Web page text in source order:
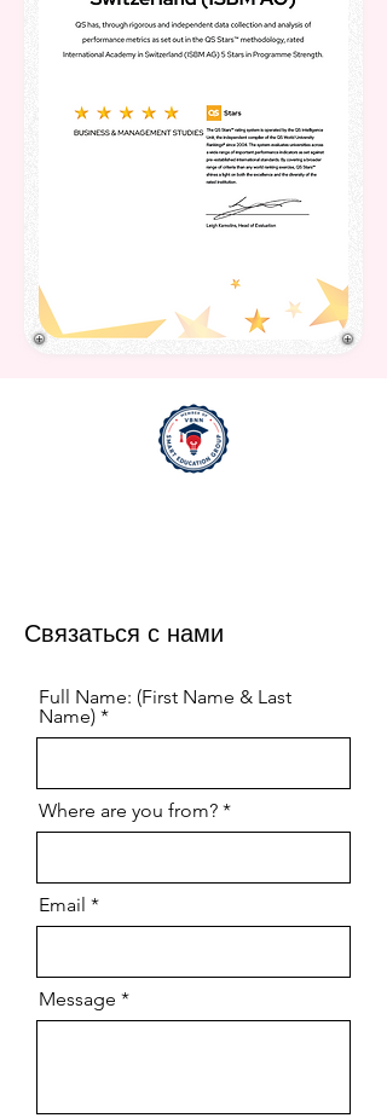
Связаться с нами
Full Name: (First Name & Last
Name)
Where are you from?
Email
Message